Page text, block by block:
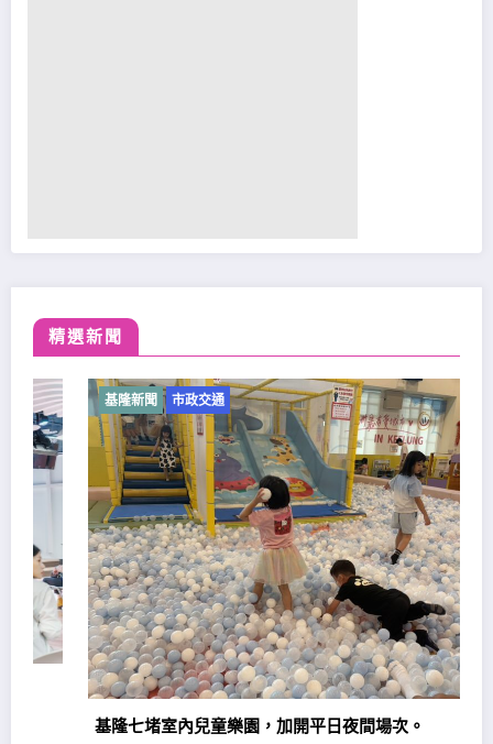
精選新聞
基隆新聞 市政交通
基隆七堵室內兒童樂園，加開平日夜間場次。